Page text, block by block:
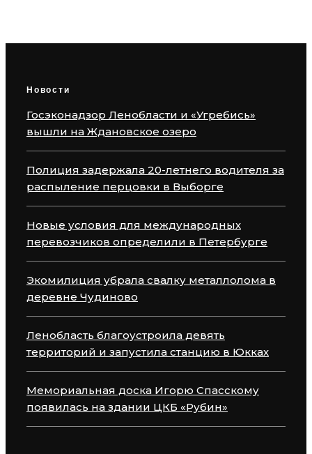
Новости
Госэконадзор Ленобласти и «Угребись»
вышли на Ждановское озеро
Полиция задержала 20-летнего водителя за
распыление перцовки в Выборге
Новые условия для международных
перевозчиков определили в Петербурге
Экомилиция убрала свалку металлолома в
деревне Чудиново
Ленобласть благоустроила девять
территорий и запустила станцию в Юкках
Мемориальная доска Игорю Спасскому
появилась на здании ЦКБ «Рубин»